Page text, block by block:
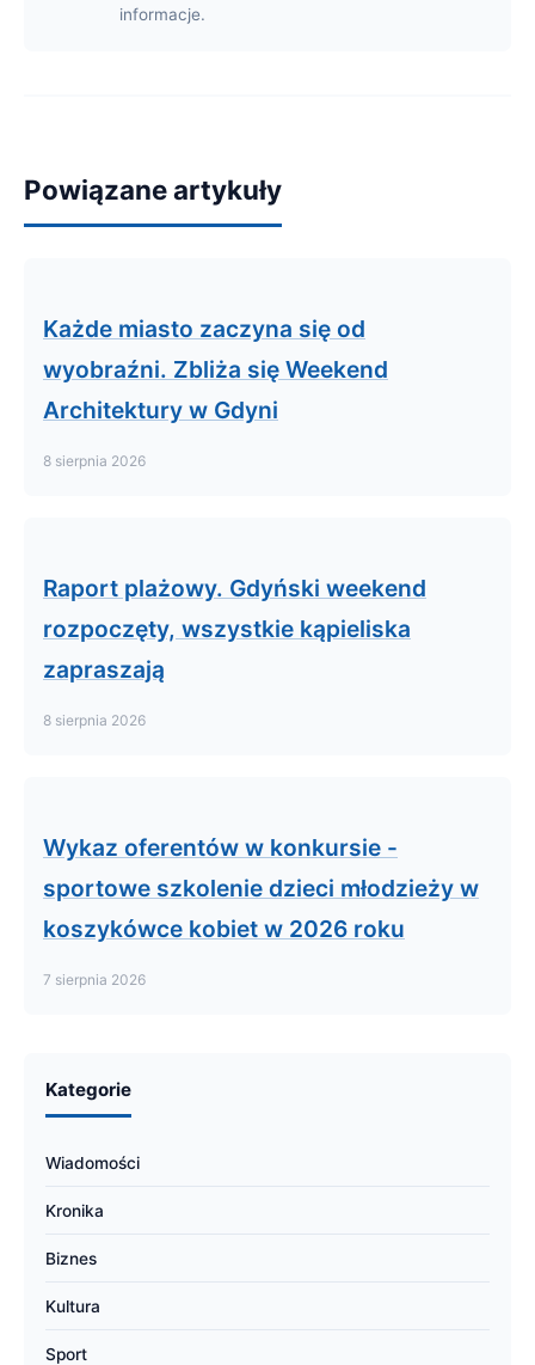
informacje.
Powiązane artykuły
Każde miasto zaczyna się od
wyobraźni. Zbliża się Weekend
Architektury w Gdyni
8 sierpnia 2026
Raport plażowy. Gdyński weekend
rozpoczęty, wszystkie kąpieliska
zapraszają
8 sierpnia 2026
Wykaz oferentów w konkursie -
sportowe szkolenie dzieci młodzieży w
koszykówce kobiet w 2026 roku
7 sierpnia 2026
Kategorie
Wiadomości
Kronika
Biznes
Kultura
Sport